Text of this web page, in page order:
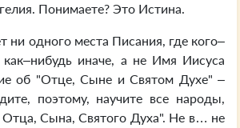
Понимаете? Это Истина.
ни одного места Писания, где кого–
как–нибудь иначе, а не Имя Иисуса
об "Отце, Сыне и Святом Духе" –
поэтому, научите все народы,
Отца, Сына, Святого Духа". Не в… не